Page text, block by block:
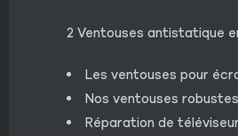
2 Ventouses antistatique
Les ventouses pour
Nos ventouses
Réparation de